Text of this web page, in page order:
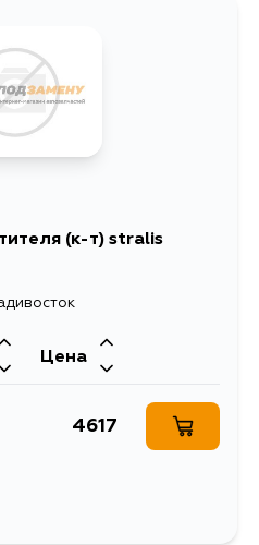
(к-т) stralis
Цена
4617